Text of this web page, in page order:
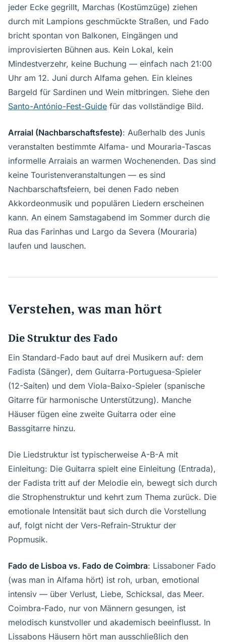
jeder Ecke gegrillt, Marchas (Kostümzüge) ziehen
durch mit Lampions geschmückte Straßen, und Fado
bricht spontan von Balkonen, Eingängen und
improvisierten Bühnen aus. Kein Lokal, kein
Mindestverzehr, keine Buchung — einfach nach 21:00
Uhr am 12. Juni durch Alfama gehen. Ein kleines
Bargeld für Sardinen und Wein mitbringen. Siehe den
Santo-António-Fest-Guide für das vollständige Bild.
Arraial (Nachbarschaftsfeste): Außerhalb des Junis
veranstalten bestimmte Alfama- und Mouraria-Tascas
informelle Arraiais an warmen Wochenenden. Das sind
keine Touristenveranstaltungen — es sind
Nachbarschaftsfeiern, bei denen Fado neben
Akkordeonmusik und populären Liedern erscheinen
kann. An einem Samstagabend im Sommer durch die
Rua das Farinhas und Largo da Severa (Mouraria)
laufen und lauschen.
Verstehen, was man hört
Die Struktur des Fado
Ein Standard-Fado baut auf drei Musikern auf: dem
Fadista (Sänger), dem Guitarra-Portuguesa-Spieler
(12-Saiten) und dem Viola-Baixo-Spieler (spanische
Gitarre für harmonische Unterstützung). Manche
Häuser fügen eine zweite Guitarra oder eine
Bassgitarre hinzu.
Die Liedstruktur ist typischerweise A-B-A mit
Einleitung: Die Guitarra spielt eine Einleitung (Entrada),
der Fadista tritt auf der Melodie ein, bewegt sich durch
die Strophenstruktur und kehrt zum Thema zurück. Die
emotionale Intensität baut sich durch die Vorstellung
auf, folgt nicht der Vers-Refrain-Struktur der
Popmusik.
Fado de Lisboa vs. Fado de Coimbra: Lissaboner Fado
(was man in Alfama hört) ist roh, urban, emotional
intensiv — über Verlust, Liebe, Schicksal, das Meer.
Coimbra-Fado, nur von Männern gesungen, ist
melodisch kunstvoller und akademisch beeinflusst. In
Lissabons Häusern hört man ausschließlich den